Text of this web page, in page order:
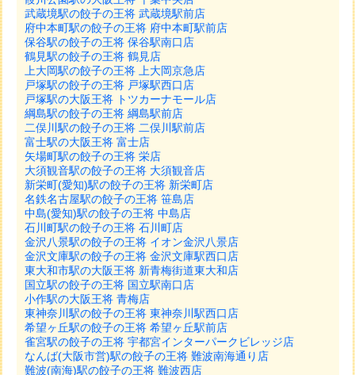
武蔵境駅の餃子の王将 武蔵境駅前店
府中本町駅の餃子の王将 府中本町駅前店
保谷駅の餃子の王将 保谷駅南口店
鶴見駅の餃子の王将 鶴見店
上大岡駅の餃子の王将 上大岡京急店
戸塚駅の餃子の王将 戸塚駅西口店
戸塚駅の大阪王将 トツカーナモール店
綱島駅の餃子の王将 綱島駅前店
二俣川駅の餃子の王将 二俣川駅前店
富士駅の大阪王将 富士店
矢場町駅の餃子の王将 栄店
大須観音駅の餃子の王将 大須観音店
新栄町(愛知)駅の餃子の王将 新栄町店
名鉄名古屋駅の餃子の王将 笹島店
中島(愛知)駅の餃子の王将 中島店
石川町駅の餃子の王将 石川町店
金沢八景駅の餃子の王将 イオン金沢八景店
金沢文庫駅の餃子の王将 金沢文庫駅西口店
東大和市駅の大阪王将 新青梅街道東大和店
国立駅の餃子の王将 国立駅南口店
小作駅の大阪王将 青梅店
東神奈川駅の餃子の王将 東神奈川駅西口店
希望ヶ丘駅の餃子の王将 希望ヶ丘駅前店
雀宮駅の餃子の王将 宇都宮インターパークビレッジ店
なんば(大阪市営)駅の餃子の王将 難波南海通り店
難波(南海)駅の餃子の王将 難波西店